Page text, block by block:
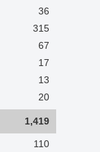
36
315
67
17
13
20
1,419
110